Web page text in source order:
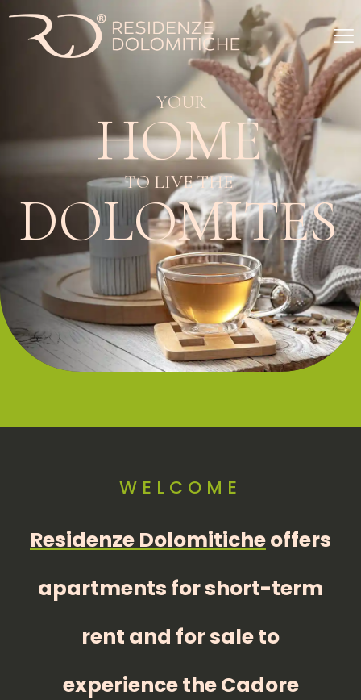
DOLOMITES
YOUR
HOME
TO LIVETHE
WELCOME
Residenze Dolomiticheoffers
apartments for short-term
rent and for sale to
experience the Cadore